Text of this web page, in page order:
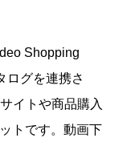
Shopping
ログを連携さ
イトや商品購入
トです。動画下